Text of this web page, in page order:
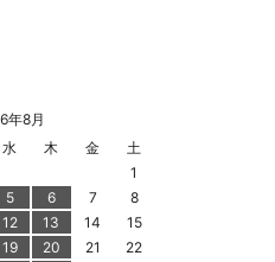
年8月
水 木 金
土
1
5 6 7
8
12 13 14
15
19 20 21
22